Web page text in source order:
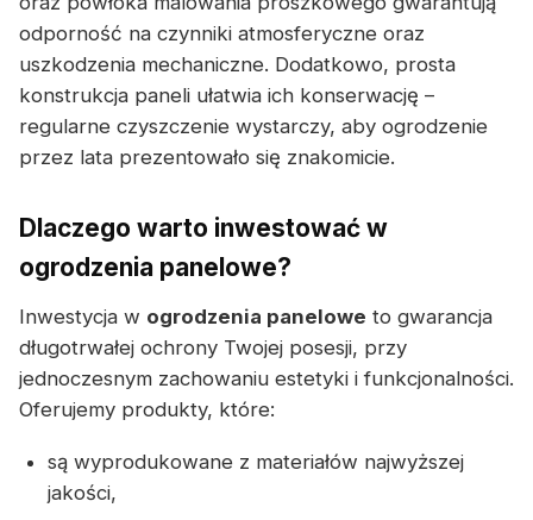
odporność na czynniki atmosferyczne oraz
uszkodzenia mechaniczne. Dodatkowo, prosta
konstrukcja paneli ułatwia ich konserwację –
regularne czyszczenie wystarczy, aby ogrodzenie
przez lata prezentowało się znakomicie.
Dlaczego warto inwestować w
ogrodzenia panelowe?
Inwestycja w ogrodzenia panelowe to gwarancja
długotrwałej ochrony Twojej posesji, przy
jednoczesnym zachowaniu estetyki i funkcjonalności.
Oferujemy produkty, które:
są wyprodukowane z materiałów najwyższej
jakości,